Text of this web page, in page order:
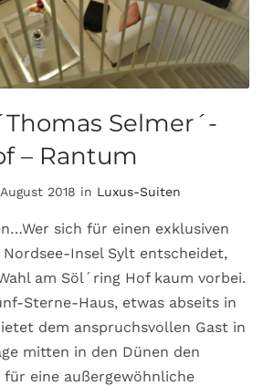
Selmer´-
– Rantum
2018 in Luxus-Suiten
sich für einen exklusiven
Insel Sylt entscheidet,
am Söl´ring Hof kaum vorbei.
Sterne-Haus, etwas abseits in
dem anspruchsvollen Gast in
mitten in den Dünen den
eine außergewöhnliche